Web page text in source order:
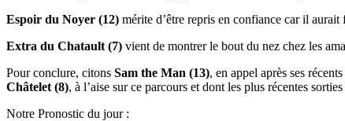
Espoir du Noyer (12) mérite d’être repris en confiance car il
Extra du Chatault (7) vient de montrer le bout du nez chez les
Pour conclure, citons Sam the Man (13), en appel après ses
Châtelet (8), à l’aise sur ce parcours et dont les plus récentes
Notre Pronostic du jour :